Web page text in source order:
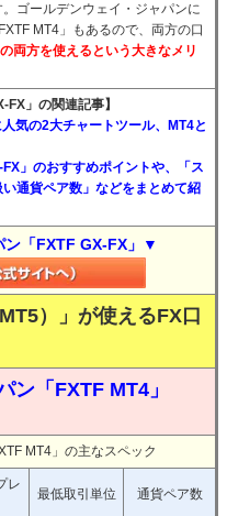
ゴールデンウェイ・ジャパンに
MT4」もあるので、両方の口
両方を使えるという大きなメリ
FX」の関連記事】
気の2大チャートツール、MT4と
」のおすすめポイントや、「ス
通貨ペア数」などをまとめて紹
ン「FXTF GX-FX」▼
）」が使えるFX口
ン「FXTF MT4」
MT4」の主なスペック
レ
最低取引単位 通貨ペア数